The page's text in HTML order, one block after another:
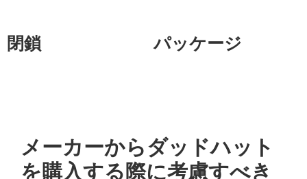
閉鎖 パッケージ
メーカーからダッドハット
を購入する際に考慮すべき